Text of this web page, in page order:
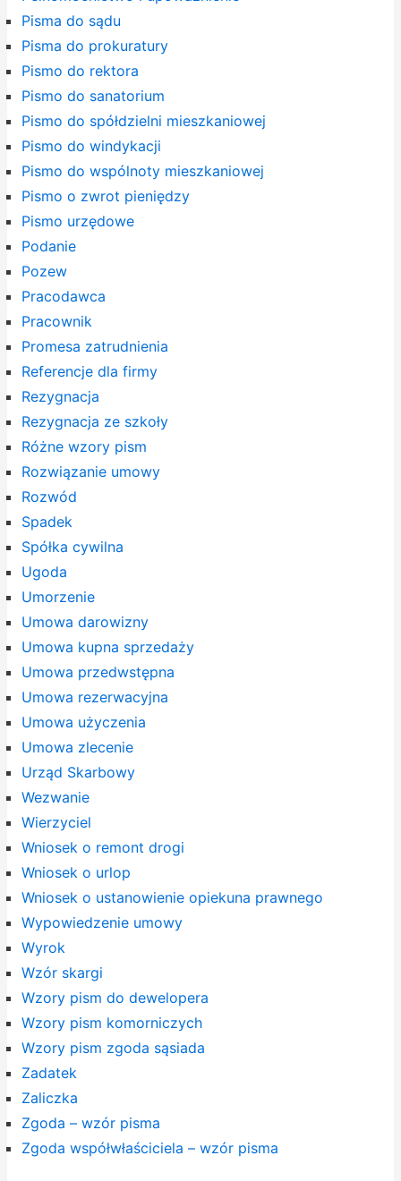
Pisma do sądu
Pisma do prokuratury
Pismo do rektora
Pismo do sanatorium
Pismo do spółdzielni mieszkaniowej
Pismo do windykacji
Pismo do wspólnoty mieszkaniowej
Pismo o zwrot pieniędzy
Pismo urzędowe
Podanie
Pozew
Pracodawca
Pracownik
Promesa zatrudnienia
Referencje dla firmy
Rezygnacja
Rezygnacja ze szkoły
Różne wzory pism
Rozwiązanie umowy
Rozwód
Spadek
Spółka cywilna
Ugoda
Umorzenie
Umowa darowizny
Umowa kupna sprzedaży
Umowa przedwstępna
Umowa rezerwacyjna
Umowa użyczenia
Umowa zlecenie
Urząd Skarbowy
Wezwanie
Wierzyciel
Wniosek o remont drogi
Wniosek o urlop
Wniosek o ustanowienie opiekuna prawnego
Wypowiedzenie umowy
Wyrok
Wzór skargi
Wzory pism do dewelopera
Wzory pism komorniczych
Wzory pism zgoda sąsiada
Zadatek
Zaliczka
Zgoda – wzór pisma
Zgoda współwłaściciela – wzór pisma